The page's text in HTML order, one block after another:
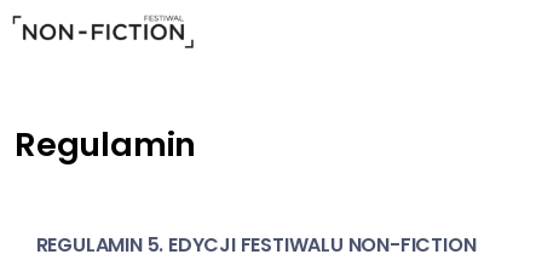
Regulamin
REGULAMIN 5. EDYCJI FESTIWALU NON-FICTION